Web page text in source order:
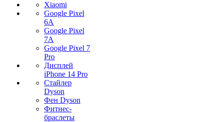
Xiaomi
Google Pixel
6A
Google Pixel
7А
Google Pixel 7
Pro
Дисплей
iPhone 14 Pro
Стайлер
Dyson
Фен Dyson
Фитнес-
браслеты